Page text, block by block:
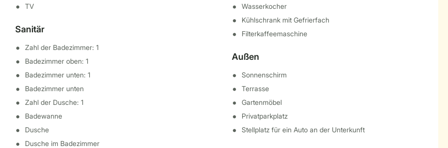
TV
Sanitär
Zahl der Badezimmer: 1
Badezimmer oben: 1
Badezimmer unten: 1
Badezimmer unten
Zahl der Dusche: 1
Badewanne
Dusche
Dusche im Badezimmer
Wasserkocher
Kühlschrank mit Gefrierfach
Filterkaffeemaschine
Außen
Sonnenschirm
Terrasse
Gartenmöbel
Privatparkplatz
Stellplatz für ein Auto an der Unterkunft